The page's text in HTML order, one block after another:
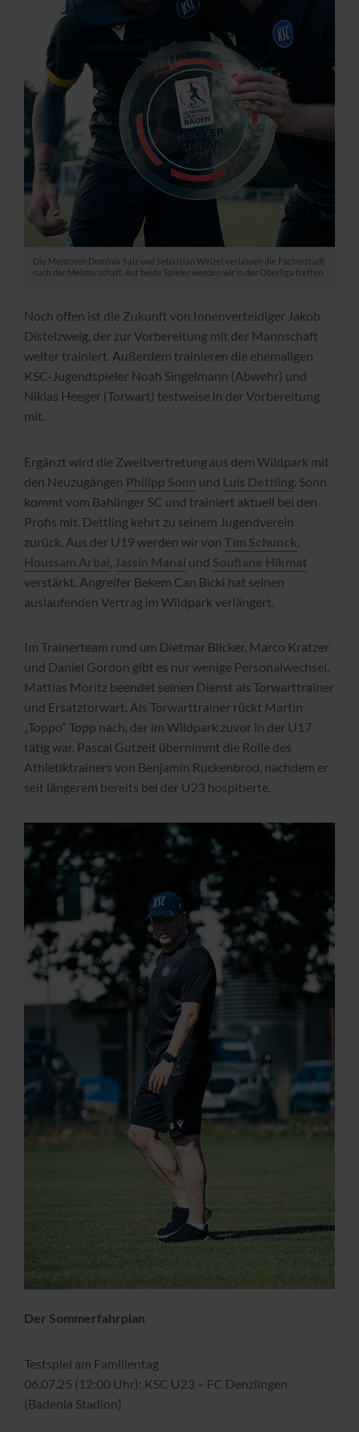
Die Mentoren Dominik Salz und Sebastian Weizel verlassen die Fächerstadt
nach der Meisterschaft. Auf beide Spieler werden wir in der Oberliga treffen.
Noch offen ist die Zukunft von Innenverteidiger Jakob
Distelzweig, der zur Vorbereitung mit der Mannschaft
weiter trainiert. Außerdem trainieren die ehemaligen
KSC-Jugendspieler Noah Singelmann (Abwehr) und
Niklas Heeger (Torwart) testweise in der Vorbereitung
mit.
Ergänzt wird die Zweitvertretung aus dem Wildpark mit
den Neuzugängen Philipp Sonn und Luis Dettling . Sonn
kommt vom Bahlinger SC und trainiert aktuell bei den
Profis mit. Dettling kehrt zu seinem Jugendverein
zurück. Aus der U19 werden wir von Tim Schunck
Houssam Arbai Jassin Manai und Soufiane Hikmat
verstärkt. Angreifer Bekem Can Bicki hat seinen
auslaufenden Vertrag im Wildpark verlängert.
Im Trainerteam rund um Dietmar Blicker, Marco Kratzer
und Daniel Gordon gibt es nur wenige Personalwechsel.
Mattias Moritz beendet seinen Dienst als Torwarttrainer
und Ersatztorwart. Als Torwarttrainer rückt Martin
„Toppo“ Topp nach, der im Wildpark zuvor in der U17
tätig war. Pascal Gutzeit übernimmt die Rolle des
Athletiktrainers von Benjamin Ruckenbrod, nachdem er
seit längerem bereits bei der U23 hospitierte.
Der Sommerfahrplan
Testspiel am Familientag
06.07.25 (12:00 Uhr): KSC U23 – FC Denzlingen
(Badenia Stadion)